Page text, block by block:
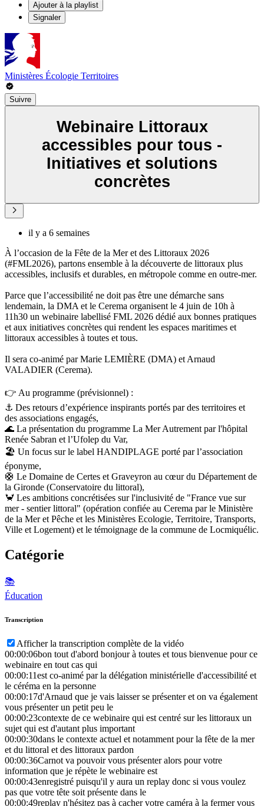
Ajouter à la playlist
Signaler
Ministères Écologie Territoires
Suivre
Webinaire Littoraux
accessibles pour tous -
Initiatives et solutions
concrètes
il y a 6 semaines
À l’occasion de la Fête de la Mer et des Littoraux 2026
(#FML2026), partons ensemble à la découverte de littoraux plus
accessibles, inclusifs et durables, en métropole comme en outre-mer.
Parce que l’accessibilité ne doit pas être une démarche sans
lendemain, la DMA et le Cerema organisent le 4 juin de 10h à
11h30 un webinaire labellisé FML 2026 dédié aux bonnes pratiques
et aux initiatives concrètes qui rendent les espaces maritimes et
littoraux accessibles à toutes et tous.
Il sera co-animé par Marie LEMIÈRE (DMA) et Arnaud
VALADIER (Cerema).
👉 Au programme (prévisionnel) :
⚓ Des retours d’expérience inspirants portés par des territoires et
des associations engagés,
🌊 La présentation du programme La Mer Autrement par l'hôpital
Renée Sabran et l’Ufolep du Var,
🏖️ Un focus sur le label HANDIPLAGE porté par l’association
éponyme,
🛟 Le Domaine de Certes et Graveyron au cœur du Département de
la Gironde (Conservatoire du littoral),
🦀 Les ambitions concrétisées sur l'inclusivité de "France vue sur
mer - sentier littoral" (opération confiée au Cerema par le Ministère
de la Mer et Pêche et les Ministères Ecologie, Territoire, Transports,
Ville et Logement) et le témoignage de la commune de Locmiquélic.
Catégorie
📚
Éducation
Transcription
Afficher la transcription complète de la vidéo
00:00:06bon tout d'abord bonjour à toutes et tous bienvenue pour ce
webinaire en tout cas qui
00:00:11est co-animé par la délégation ministérielle d'accessibilité et
le céréma en la personne
00:00:17d'Arnaud que je vais laisser se présenter et on va également
vous présenter un petit peu le
00:00:23contexte de ce webinaire qui est centré sur les littoraux un
sujet qui est d'autant plus important
00:00:30dans le contexte actuel et notamment pour la fête de la mer
et du littoral et des littoraux pardon
00:00:36Carnot va pouvoir vous présenter alors pour votre
information que je répète le webinaire est
00:00:43enregistré puisqu'il y aura un replay donc si vous voulez
pas que votre tête soit présente dans le
00:00:49replay n'hésitez pas à cacher votre caméra à la fermer vous